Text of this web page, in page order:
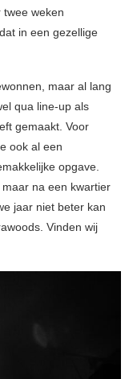
weken
in een gezellige
maar al lang
qua line-up als
gemaakt. Voor
ook al een
opgave.
na een kwartier
jaar niet beter kan
Vinden wij